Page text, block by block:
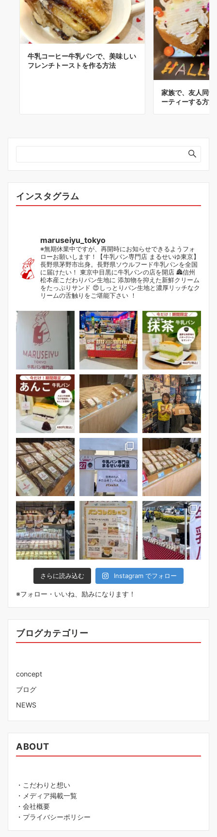
牛乳コーヒー牛乳パンで、美味しい
フレンチトーストを作る方法
家族で、友人同
ーティーする方法
インスタグラム
maruseiyu_tokyo
※無期休業中ですが、再開時にお知らせできるようフォ
ローお願いします！【牛乳パン専門店 まるせいゆ東京】
長野県茅野市出身。長野県ソウルフード牛乳パンを全国
に届けたい！ 東京中目黒に牛乳パンの店を開店 🏯信州
松本産こだわりパン生地に 添加物を抑えた新鮮クリーム
をたっぷりサンド 😍しっとりパン生地と濃厚リッチなク
リームの舌触りをご堪能下さい ！
さらに読み込む Instagram でフォロー
※フォロー・いいね、励みになります！
ブログカテゴリー
concept
ブログ
NEWS
ABOUT
・こだわりと想い
・メディア掲載一覧
・会社概要
・プライバシーポリシー